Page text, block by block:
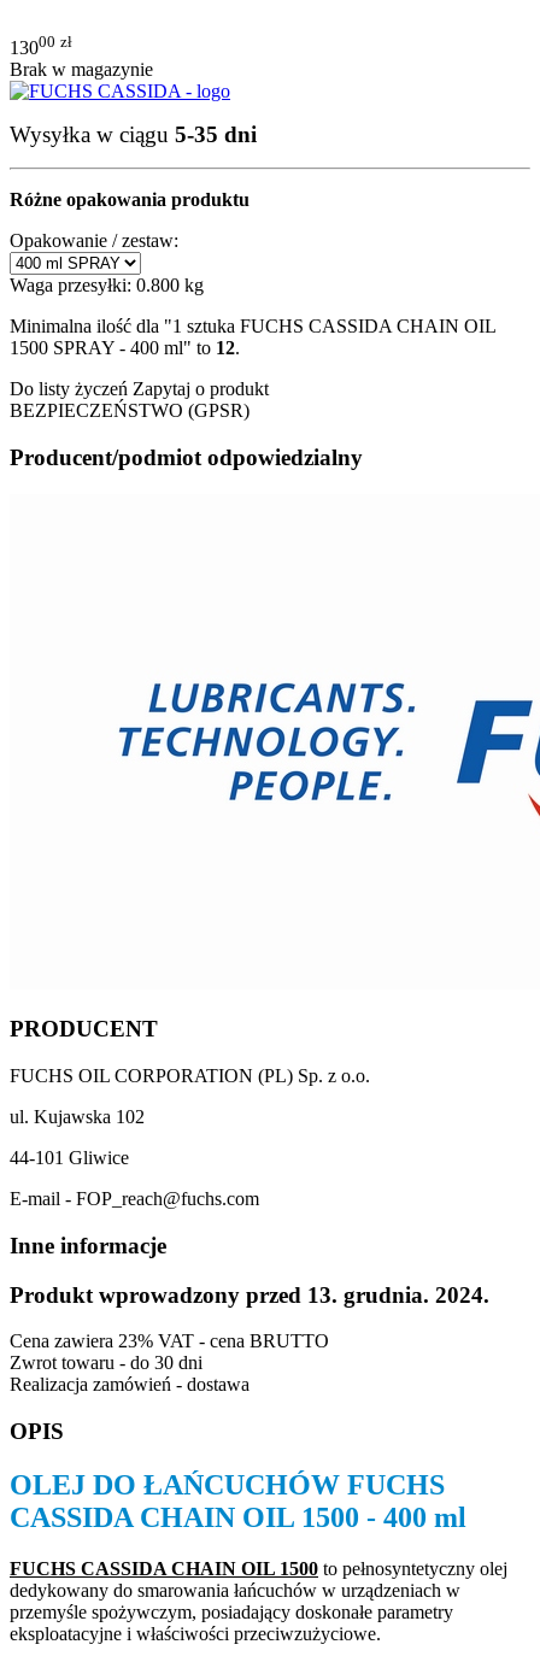
13000 zł
Brak w magazynie
Wysyłka w ciągu 5-35 dni
Różne opakowania produktu
Opakowanie / zestaw:
Waga przesyłki: 0.800 kg
Minimalna ilość dla "1 sztuka FUCHS CASSIDA CHAIN OIL
1500 SPRAY - 400 ml" to 12.
Do listy życzeń Zapytaj o produkt
BEZPIECZEŃSTWO (GPSR)
Producent/podmiot odpowiedzialny
PRODUCENT
FUCHS OIL CORPORATION (PL) Sp. z o.o.
ul. Kujawska 102
44-101 Gliwice
E-mail - FOP_reach@fuchs.com
Inne informacje
Produkt wprowadzony przed 13. grudnia. 2024.
Cena zawiera 23% VAT - cena BRUTTO
Zwrot towaru - do 30 dni
Realizacja zamówień - dostawa
OPIS
OLEJ DO ŁAŃCUCHÓW FUCHS
CASSIDA CHAIN OIL 1500 - 400 ml
FUCHS CASSIDA CHAIN OIL 1500 to pełnosyntetyczny olej
dedykowany do smarowania łańcuchów w urządzeniach w
przemyśle spożywczym, posiadający doskonałe parametry
eksploatacyjne i właściwości przeciwzużyciowe.